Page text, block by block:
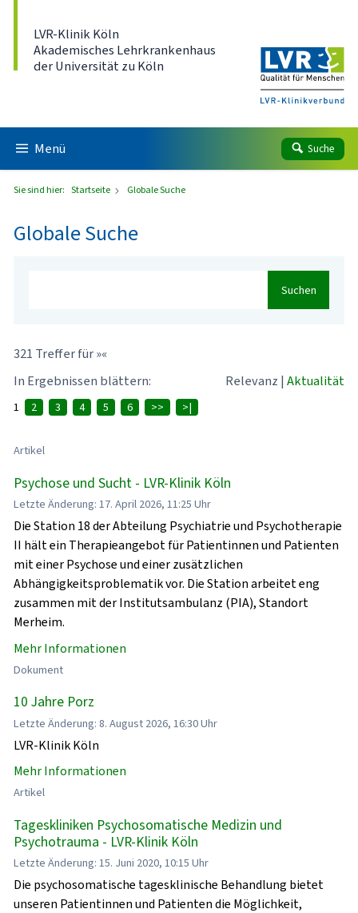
LVR-Klinik Köln
Akademisches Lehrkrankenhaus
der Universität zu Köln
Menü Suche
Sie sind hier: Startseite Globale Suche
Globale Suche
Suchen
321 Treffer für »«
In Ergebnissen blättern:
Relevanz | Aktualität
1 2 3 4 5 6 >> >|
Artikel
Psychose und Sucht - LVR-Klinik Köln
Letzte Änderung: 17. April 2026, 11:25 Uhr
Die Station 18 der Abteilung Psychiatrie und Psychotherapie
II hält ein Therapieangebot für Patientinnen und Patienten
mit einer Psychose und einer zusätzlichen
Abhängigkeitsproblematik vor. Die Station arbeitet eng
zusammen mit der Institutsambulanz (PIA), Standort
Merheim.
Mehr Informationen
Dokument
10 Jahre Porz
Letzte Änderung: 8. August 2026, 16:30 Uhr
LVR-Klinik Köln
Mehr Informationen
Artikel
Tageskliniken Psychosomatische Medizin und
Psychotrauma - LVR-Klinik Köln
Letzte Änderung: 15. Juni 2020, 10:15 Uhr
Die psychosomatische tagesklinische Behandlung bietet
unseren Patientinnen und Patienten die Möglichkeit,